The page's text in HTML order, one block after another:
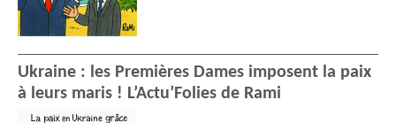
Ukraine : les Premières Dames imposent la paix
à leurs maris ! L’Actu’Folies de Rami